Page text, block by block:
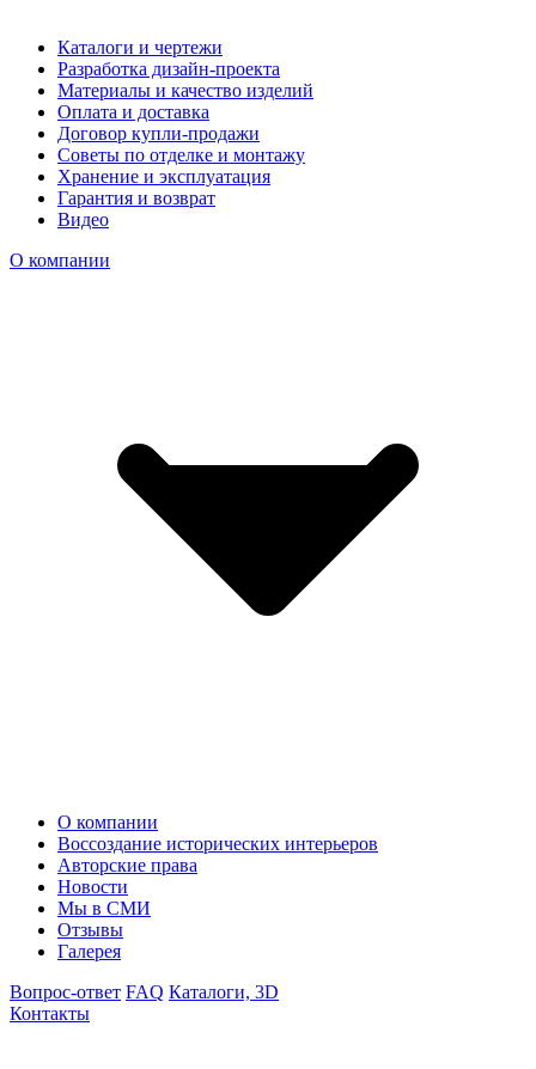
Каталоги и чертежи
Разработка дизайн-проекта
Материалы и качество изделий
Оплата и доставка
Договор купли-продажи
Советы по отделке и монтажу
Хранение и эксплуатация
Гарантия и возврат
Видео
О компании
О компании
Воссоздание исторических интерьеров
Авторские права
Новости
Мы в СМИ
Отзывы
Галерея
Вопрос-ответ FAQ Каталоги, 3D
Контакты